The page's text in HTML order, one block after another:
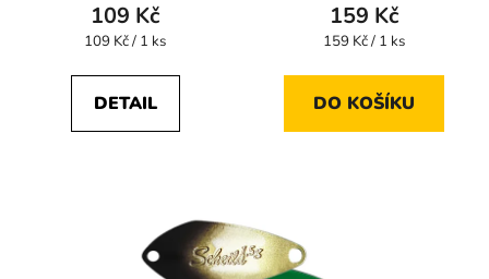
109 Kč
Měrná
109 Kč / 1 ks
DETAIL
159 Kč
Měrná
159 Kč / 1 ks
DO KOŠÍKU